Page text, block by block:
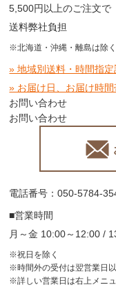
5,500円以上のご注文で
送料弊社負担
※北海道・沖縄・離島は除く
» 地域別送料・時間指定
» お届け日、お届け時
お問い合わせ
お問い合わせ
電話番号：050-5784-
■営業時間
月～金 10:00～12:00 /
※祝日を除く
※時間外の受付は翌営業日
※詳しい営業日は右上メニ